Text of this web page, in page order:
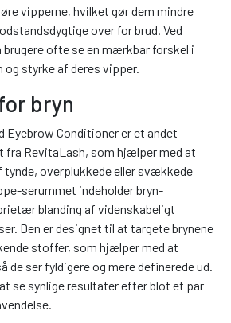
vipperne, hvilket gør dem mindre
over for brud. Ved
ofte se en mærkbar forskel i
styrke af deres vipper.
bryn
Eyebrow Conditioner er et andet
fra RevitaLash, som hjælper med at
tynde, overplukkede eller svækkede
serummet indeholder bryn-
blanding af videnskabeligt
Den er designet til at targete brynene
stoffer, som hjælper med at
de ser fyldigere og mere definerede ud.
se synlige resultater efter blot et par